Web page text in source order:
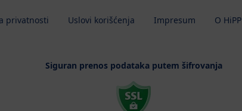
privatnosti Uslovi korišćenja Impresum O HiPP
Siguran prenos podataka putem šifrovanja